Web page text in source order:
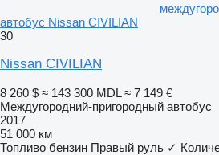
автобус Nissan CIVILIAN
30
Nissan CIVILIAN
8 260 $ ≈ 143 300 MDL ≈ 7 149 €
Междугородний-пригородный автобус
2017
51 000 км
Топливо бензин Правый руль ✓